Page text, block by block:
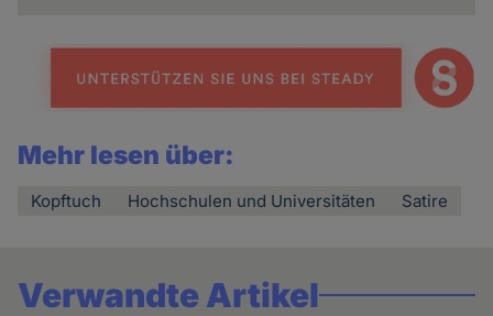
Mehr lesen über:
Kopftuch Hochschulen und Universitäten Satire
Verwandte Artikel